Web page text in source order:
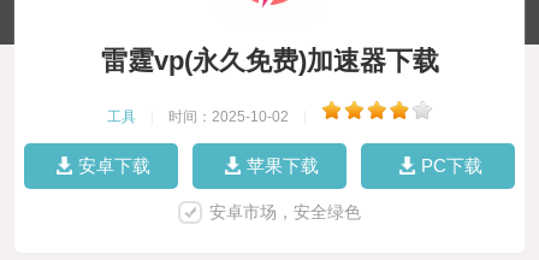
雷霆vp(永久免费)加速器下载
工具 时间：2025-10-02
安卓下载 苹果下载 PC下载
安卓市场，安全绿色